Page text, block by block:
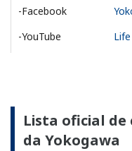
-Facebook
-YouTube
Lista oficial de
da Yokogawa